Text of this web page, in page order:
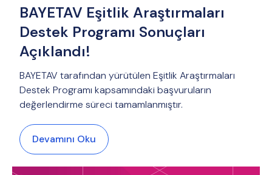
BAYETAV Eşitlik Araştırmaları
Destek Programı Sonuçları
Açıklandı!
BAYETAV tarafından yürütülen Eşitlik Araştırmaları
Destek Programı kapsamındaki başvuruların
değerlendirme süreci tamamlanmıştır.
Devamını Oku